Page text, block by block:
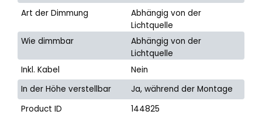
Art der Dimmung
Abhängig von der
Lichtquelle
Wie dimmbar
Abhängig von der
Lichtquelle
Inkl. Kabel
Nein
In der Höhe verstellbar
Ja, während der Montage
Product ID
144825